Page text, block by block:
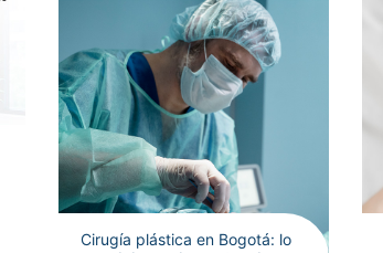
Cirugía plástica en Bogotá: lo